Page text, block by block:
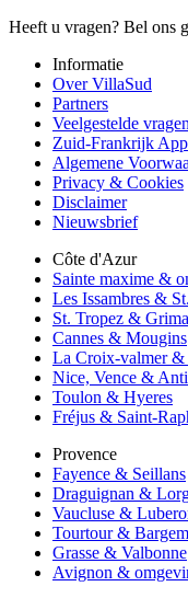
Heeft u vragen? Bel ons
Informatie
Over VillaSud
Partners
Veelgestelde vragen
Zuid-Frankrijk App
Algemene
Privacy & Cookies
Disclaimer
Nieuwsbrief
Côte d'Azur
Sainte maxime &
Les Issambres &
St. Tropez &
Cannes & Mougins
La Croix-valmer &
Nice, Vence &
Toulon & Hyeres
Fréjus & Saint-
Provence
Fayence & Seillans
Draguignan &
Vaucluse &
Tourtour &
Grasse & Valbonne
Avignon &